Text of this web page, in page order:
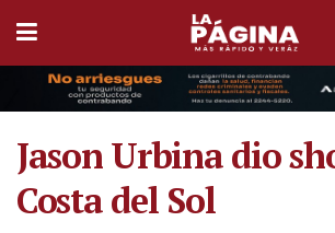
Jason Urbina dio
Costa del Sol